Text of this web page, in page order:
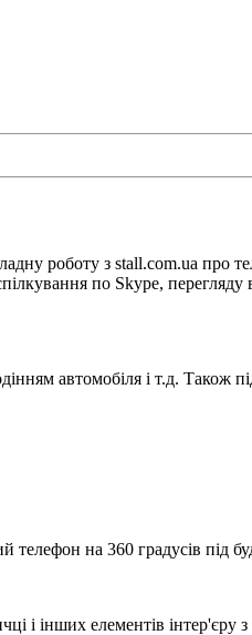
роботу з stall.com.ua про
по Skype, перегляду
автомобіля і т.д. Також
телефон на 360 градусів під
і інших елементів